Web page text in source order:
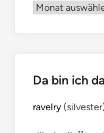
Archiv
Da bin ich
ravelry